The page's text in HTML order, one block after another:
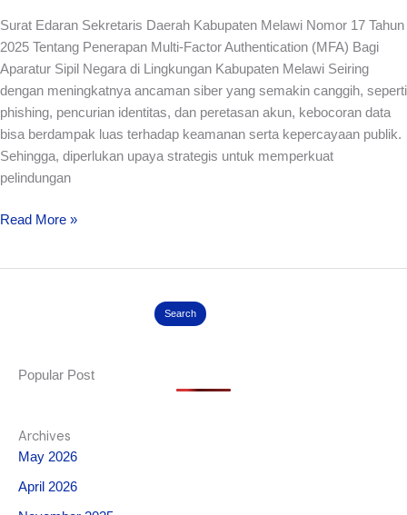
Surat Edaran Sekretaris Daerah Kabupaten Melawi Nomor 17 Tahun
2025 Tentang Penerapan Multi-Factor Authentication (MFA) Bagi
Aparatur Sipil Negara di Lingkungan Kabupaten Melawi Seiring
dengan meningkatnya ancaman siber yang semakin canggih, seperti
phishing, pencurian identitas, dan peretasan akun, kebocoran data
bisa berdampak luas terhadap keamanan serta kepercayaan publik.
Sehingga, diperlukan upaya strategis untuk memperkuat
pelindungan
Read More »
Search
Popular Post
Archives
May 2026
April 2026